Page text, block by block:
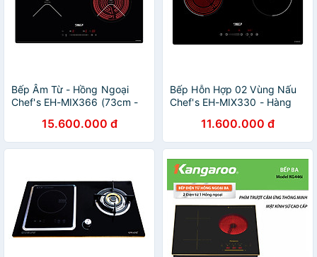
Bếp Âm Từ - Hồng Ngoại
Chef's EH-MIX366 (73cm -
15.600.000 đ
Bếp Hỗn Hợp 02 Vùng Nấu
Chef's EH-MIX330 - Hàng
11.600.000 đ